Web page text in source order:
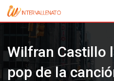
Skip
Wilfran Castillo
pop de la